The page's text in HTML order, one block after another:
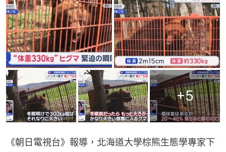
+5
《朝日電視台》報導，北海道大學棕熊生態學專家下